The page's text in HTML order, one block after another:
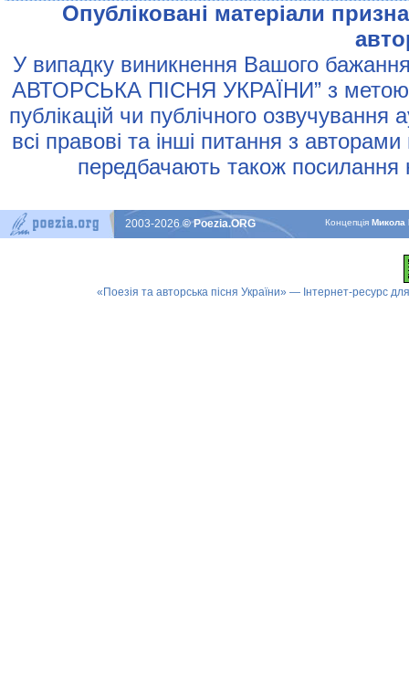
Опублiкованi матерiали
У випадку виникнення Вашого
АВТОРСЬКА ПIСНЯ УКРАЇНИ” з метою
публiкацiй чи публiчного
всi правовi та iншi питання з
передбачають також
КонцепцiяМикола
2003-2026© Poezia.ORG
«Поезія та авторська пісня України» — Інтернет-ресурс